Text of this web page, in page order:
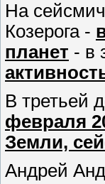
На
Козерога -
планет - в
В третьей
февраля
Земли,
Андрей